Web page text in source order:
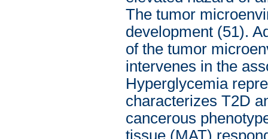
The tumor
development (51).
of the tumor
intervenes in the
Hyperglycemia
characterizes T2D
cancerous
tissue (MAT)